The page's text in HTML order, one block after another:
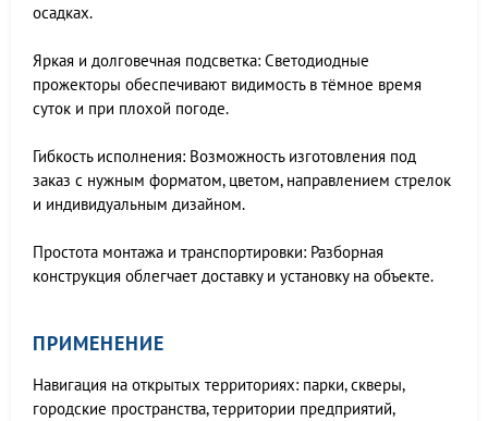
осадках.
Яркая и долговечная подсветка: Светодиодные
прожекторы обеспечивают видимость в тёмное время
суток и при плохой погоде.
Гибкость исполнения: Возможность изготовления под
заказ с нужным форматом, цветом, направлением стрелок
и индивидуальным дизайном.
Простота монтажа и транспортировки: Разборная
конструкция облегчает доставку и установку на объекте.
ПРИМЕНЕНИЕ
Навигация на открытых территориях: парки, скверы,
городские пространства, территории предприятий,